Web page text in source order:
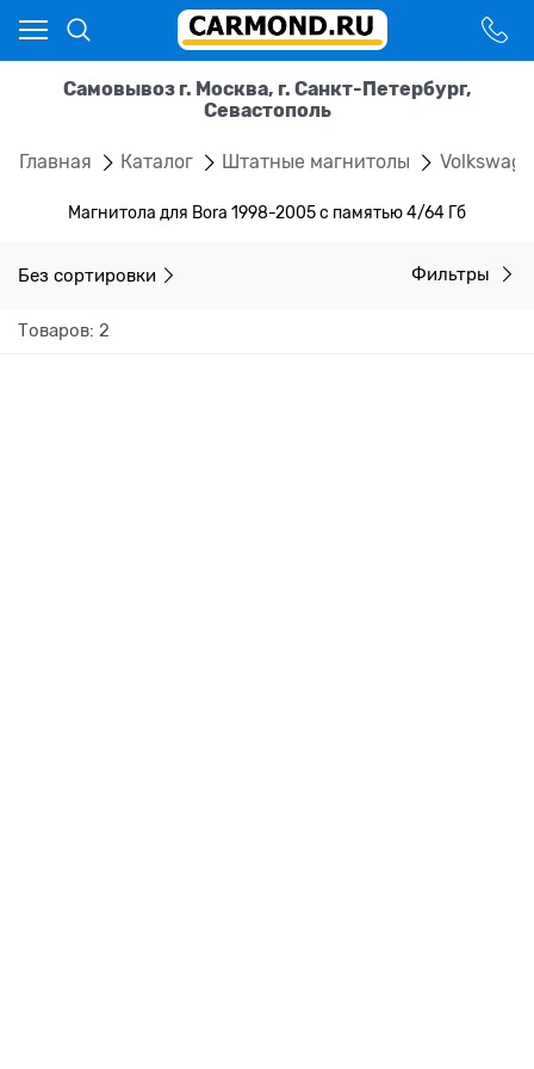
Самовывоз г. Москва, г. Санкт-Петербург,
Севастополь
Главная Каталог Штатные магнитолы
Магнитола для Bora 1998-2005 с памятью 4/64 Гб
Без сортировки Фильтры
Товаров: 2